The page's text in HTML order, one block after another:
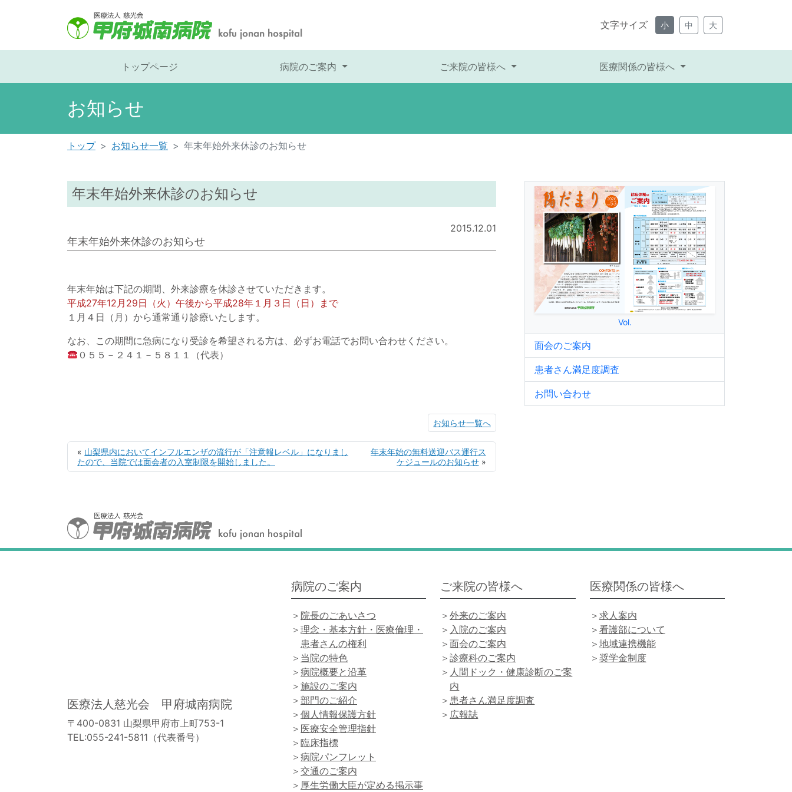
文字サイズ 小 中 大
トップページ 病院のご案内 ご来院の皆様へ 医療関係の皆様へ
お知らせ
トップ お知らせ一覧 年末年始外来休診のお知らせ
年末年始外来休診のお知らせ
2015.12.01
年末年始外来休診のお知らせ
年末年始は下記の期間、外来診療を休診させていただきます。
平成27年12月29日（火）午後から平成28年１月３日（日）まで
１月４日（月）から通常通り診療いたします。
なお、この期間に急病になり受診を希望される方は、必ずお電話でお問い合わせください。
０５５－２４１－５８１１（代表）
お知らせ一覧へ
« 山梨県内においてインフルエンザの流行が「注意報レベル」になりまし
たので、当院では面会者の入室制限を開始しました。
年末年始の無料送迎バス運行ス
ケジュールのお知らせ »
Vol.
面会のご案内
患者さん満足度調査
お問い合わせ
医療法人慈光会 甲府城南病院
〒400-0831 山梨県甲府市上町753-1
TEL:055-241-5811（代表番号）
病院のご案内
院長のごあいさつ
理念・基本方針・医療倫理・
患者さんの権利
当院の特色
病院概要と沿革
施設のご案内
部門のご紹介
個人情報保護方針
医療安全管理指針
臨床指標
病院パンフレット
交通のご案内
厚生労働大臣が定める掲示事
ご来院の皆様へ
外来のご案内
入院のご案内
面会のご案内
診療科のご案内
人間ドック・健康診断のご案
内
患者さん満足度調査
広報誌
医療関係の皆様へ
求人案内
看護部について
地域連携機能
奨学金制度